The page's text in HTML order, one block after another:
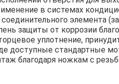
в системах
элемента
защиты от коррозии
уплотнение,
доступные стандартные
благодаря ножкам с